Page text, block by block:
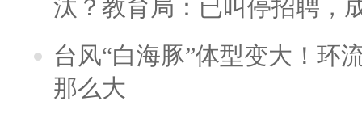
汰？教育局：已叫停招聘，
台风“白海豚”体型变大！环
那么大